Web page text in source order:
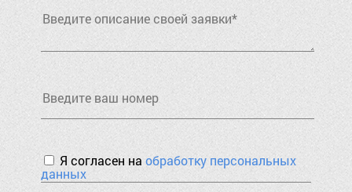
Я согласен наобработку персональных
данных